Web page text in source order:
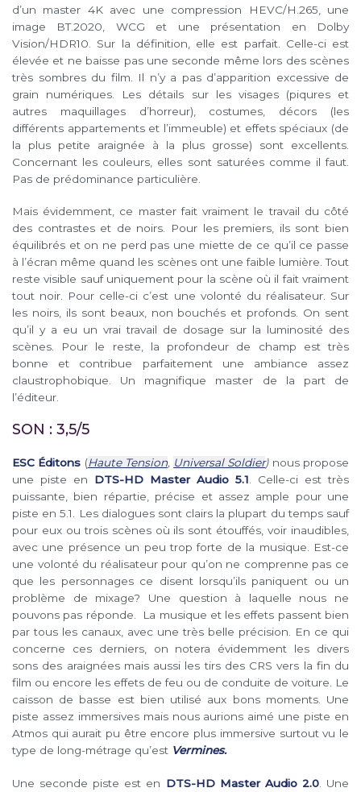
d’un master 4K avec une compression HEVC/H.265, une
image BT.2020, WCG et une présentation en Dolby
Vision/HDR10. Sur la définition, elle est parfait. Celle-ci est
élevée et ne baisse pas une seconde même lors des scènes
très sombres du film. Il n’y a pas d’apparition excessive de
grain numériques. Les détails sur les visages (piqures et
autres maquillages d’horreur), costumes, décors (les
différents appartements et l’immeuble) et effets spéciaux (de
la plus petite araignée à la plus grosse) sont excellents.
Concernant les couleurs, elles sont saturées comme il faut.
Pas de prédominance particulière.
Mais évidemment, ce master fait vraiment le travail du côté
des contrastes et de noirs. Pour les premiers, ils sont bien
équilibrés et on ne perd pas une miette de ce qu’il ce passe
à l’écran même quand les scènes ont une faible lumière. Tout
reste visible sauf uniquement pour la scène où il fait vraiment
tout noir. Pour celle-ci c’est une volonté du réalisateur. Sur
les noirs, ils sont beaux, non bouchés et profonds. On sent
qu’il y a eu un vrai travail de dosage sur la luminosité des
scènes. Pour le reste, la profondeur de champ est très
bonne et contribue parfaitement une ambiance assez
claustrophobique. Un magnifique master de la part de
l’éditeur.
SON : 3,5/5
ESC Éditons (Haute Tension, Universal Soldier)nous propose
une piste en DTS-HD Master Audio 5.1. Celle-ci est très
puissante, bien répartie, précise et assez ample pour une
piste en 5.1. Les dialogues sont clairs la plupart du temps sauf
pour eux ou trois scènes où ils sont étouffés, voir inaudibles,
avec une présence un peu trop forte de la musique. Est-ce
une volonté du réalisateur pour qu’on ne comprenne pas ce
que les personnages ce disent lorsqu’ils paniquent ou un
problème de mixage? Une question à laquelle nous ne
pouvons pas réponde. La musique et les effets passent bien
par tous les canaux, avec une très belle précision. En ce qui
concerne ces derniers, on notera évidemment les divers
sons des araignées mais aussi les tirs des CRS vers la fin du
film ou encore les effets de feu ou de conduite de voiture. Le
caisson de basse est bien utilisé aux bons moments. Une
piste assez immersives mais nous aurions aimé une piste en
Atmos qui aurait pu être encore plus immersive surtout vu le
type de long-métrage qu’est Vermines.
Une seconde piste est en DTS-HD Master Audio 2.0. Une